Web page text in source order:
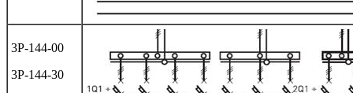
3Р-144-00
3Р-144-30